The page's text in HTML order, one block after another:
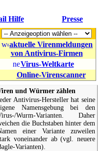
Hilfe Presse
aktuelle Virenmeldungen
von Antivirus-Firmen
Virus-Weltkarte
Online-Virenscanner
und Würmer zählen
Antivirus-Hersteller hat seine
Namensgebung bei den
Wurm-Varianten. Daher
die Buchstaben hinter dem
einer Variante zuweilen
voneinander ab (vgl. neuere
Varianten).